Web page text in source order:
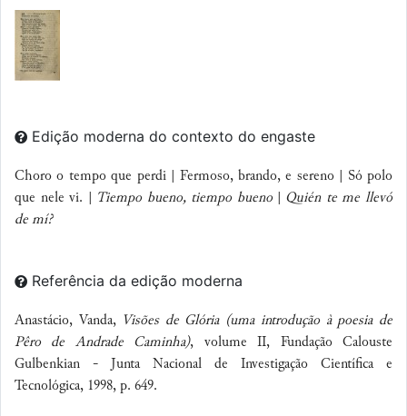
Edição moderna do contexto do engaste
Choro o tempo que perdi | Fermoso, brando, e sereno | Só polo
que nele vi. |
Tiempo bueno, tiempo bueno
Quién te me llevó
de mí?
Referência da edição moderna
Anastácio, Vanda, Visões de Glória (uma introdução à poesia de
Pêro de Andrade Caminha), volume II, Fundação Calouste
Gulbenkian - Junta Nacional de Investigação Científica e
Tecnológica, 1998, p. 649.